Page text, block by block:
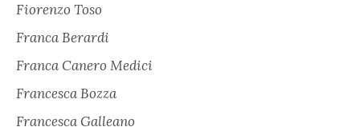
Fiorenzo Toso
Franca Berardi
Franca Canero Medici
Francesca Bozza
Francesca Galleano